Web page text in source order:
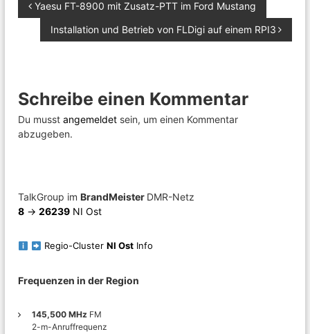
B
t
r
g
n
a
v
Yaesu FT-8900 mit Zusatz-PTT im Ford Mustang
Installation und Betrieb von FLDigi auf einem RPI3
Schreibe einen Kommentar
Du musstangemeldet sein, um einen Kommentar
abzugeben.
TalkGroup imBrandMeister DMR-Netz
8 ->26239 NI Ost
Regio-Cluster NI OstInfo
Frequenzen in der Region
145,500 MHz FM
2-m-Anruffrequenz